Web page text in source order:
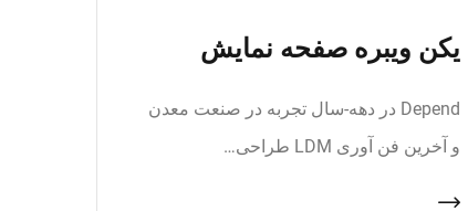
یکن ویبره صفحه نمایش
Depend در دهه-سال تجربه در صنعت معدن
و آخرین فن آوری LDM طراحی…